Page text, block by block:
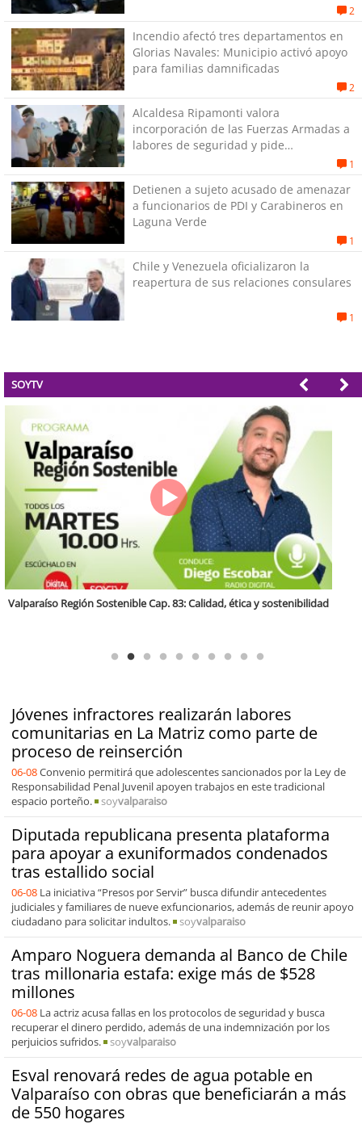
2
Incendio afectó tres departamentos en
Glorias Navales: Municipio activó apoyo
para familias damnificadas
2
Alcaldesa Ripamonti valora
incorporación de las Fuerzas Armadas a
labores de seguridad y pide
1
Detienen a sujeto acusado de amenazar
a funcionarios de PDI y Carabineros en
Laguna Verde
1
Chile y Venezuela oficializaron la
reapertura de sus relaciones consulares
1
SOYTV
Jóvenes infractores realizarán labores
comunitarias en La Matriz como parte de
proceso de reinserción
06-08Convenio permitirá que adolescentes sancionados por la Ley de
Responsabilidad Penal Juvenil apoyen trabajos en este tradicional
espacio porteño.
soyvalparaiso
Diputada republicana presenta plataforma
para apoyar a exuniformados condenados
tras estallido social
06-08 La iniciativa “Presos por Servir” busca difundir antecedentes
judiciales y familiares de nueve exfuncionarios, además de reunir apoyo
ciudadano para solicitar indultos.
soyvalparaiso
Amparo Noguera demanda al Banco de Chile
tras millonaria estafa: exige más de $528
millones
06-08 La actriz acusa fallas en los protocolos de seguridad y busca
recuperar el dinero perdido, además de una indemnización por los
perjuicios sufridos.
soyvalparaiso
Esval renovará redes de agua potable en
Valparaíso con obras que beneficiarán a más
de 550 hogares